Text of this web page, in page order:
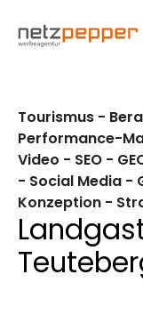
Tourismus -
Performance-
Video - SEO -
- Social Media -
Konzeption -